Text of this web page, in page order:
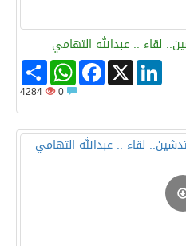
لقاء .. عبدالله التهامي
Share
WhatsAppFacebook X
LinkedIn
4284